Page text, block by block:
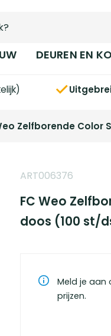
DEUREN EN
Zelfborende Color
ART006376
FC Weo
doos (100 st/
Meld je
prijzen.